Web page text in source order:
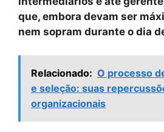
que, embora devam ser
nem sopram durante o dia
Relacionado: O processo
e seleção: suas
organizacionais